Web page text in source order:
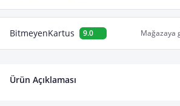
BitmeyenKartus 9.0 Mağazaya
Ürün Açıklaması